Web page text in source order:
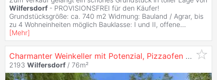
Wilfersdorf - PROVISIONSFREI für den Käufer!
Grundstücksgröße: ca. 740 m2 Widmung: Bauland / Agrar, bis
zu 4 Wohneinheiten möglich Bauklasse: I und II, offene...
[Mehr]
Charmanter Weinkeller mit Potenzial, Pizzaofen und Grünfläche in traditioneller Kellergasse -
2193 Wilfersdorf / 76m²